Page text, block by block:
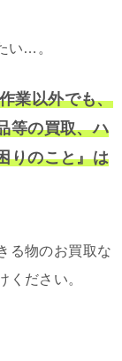
い…。
業以外でも、
等の買取、ハ
りのこと』は
る物のお買取な
ください。